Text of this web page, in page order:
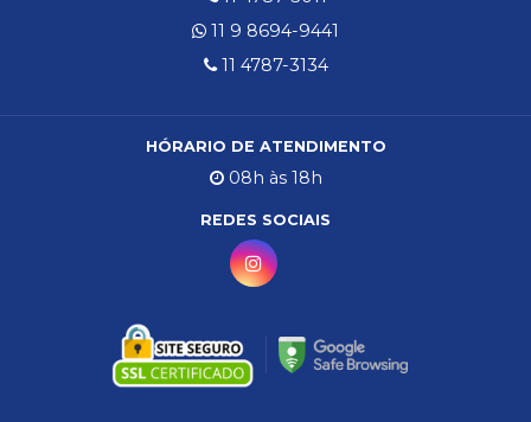
11 9 8694-9441
11 4787-3134
HÓRARIO DE ATENDIMENTO
08h às 18h
REDES SOCIAIS